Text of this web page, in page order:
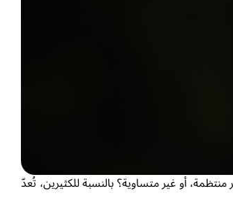
أو غير متساوية؟ بالنسبة للكثيرين، تُعدّ